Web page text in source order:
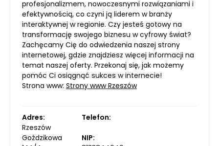
profesjonalizmem, nowoczesnymi rozwiązaniami i
efektywnością, co czyni ją liderem w branży
interaktywnej w regionie. Czy jesteś gotowy na
transformację swojego biznesu w cyfrowy świat?
Zachęcamy Cię do odwiedzenia naszej strony
internetowej, gdzie znajdziesz więcej informacji na
temat naszej oferty. Przekonaj się, jak możemy
pomóc Ci osiągnąć sukces w internecie!
Strona www: Strony www Rzeszów
Adres:
Rzeszów
Goździkowa
Telefon:
NIP: